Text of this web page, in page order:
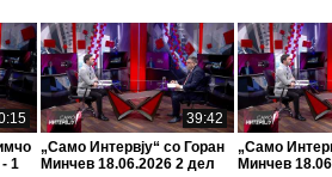
1
39:42
„Само Интервју“ со Горан
Минчев 18.06.2026 2 дел
„Само
Минчев